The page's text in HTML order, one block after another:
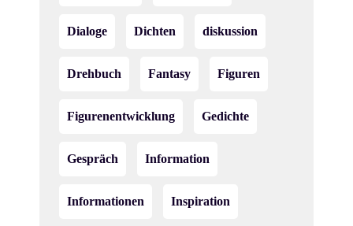
Dialoge Dichten diskussion
Drehbuch Fantasy Figuren
Figurenentwicklung Gedichte
Gespräch Information
Informationen Inspiration